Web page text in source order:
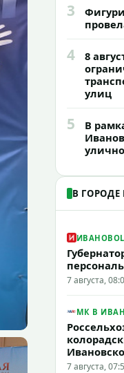
3
4
8
улиц
5
В
В
7 августа,
МК В
7 августа,